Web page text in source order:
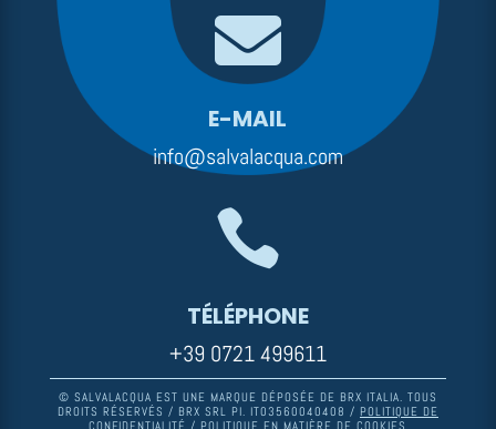

E-MAIL
info@salvalacqua.com

TÉLÉPHONE
+39 0721 499611
© SALVALACQUA EST UNE MARQUE DÉPOSÉE DE BRX ITALIA. TOUS
DROITS RÉSERVÉS / BRX SRL PI. IT03560040408 / POLITIQUE DE
CONFIDENTIALITÉ / POLITIQUE EN MATIÈRE DE COOKIES